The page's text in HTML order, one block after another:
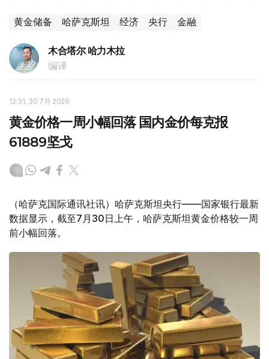
黄金储备 哈萨克斯坦 经济 央行 金融
木合塔尔 哈力木拉
编译
12:31, 30 7月 2026
黄金价格一周小幅回落 国内金价每克报
61889坚戈
（哈萨克国际通讯社讯）哈萨克斯坦央行——国家银行最新
数据显示，截至7月30日上午，哈萨克斯坦黄金价格较一周
前小幅回落。